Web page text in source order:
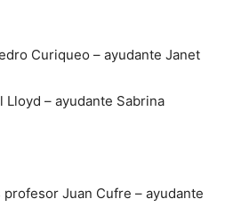
Curiqueo – ayudante Janet
– ayudante Sabrina
profesor Juan Cufre – ayudante